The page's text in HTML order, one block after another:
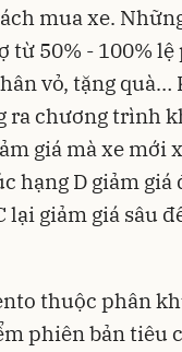
mua xe.
từ 50% - 100%
vỏ, tặng
ra chương trình
giá mà xe mới
hạng D giảm
lại giảm giá sâu
thuộc phân
phiên bản tiêu